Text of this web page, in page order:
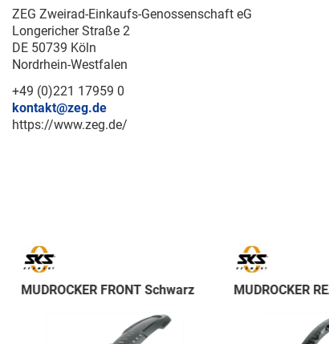
ZEG Zweirad-Einkaufs-Genossenschaft eG
Longericher Straße 2
DE 50739 Köln
Nordrhein-Westfalen
+49 (0)221 17959 0
kontakt@zeg.de
https://www.zeg.de/
MUDROCKER FRONT Schwarz MUDROCKER